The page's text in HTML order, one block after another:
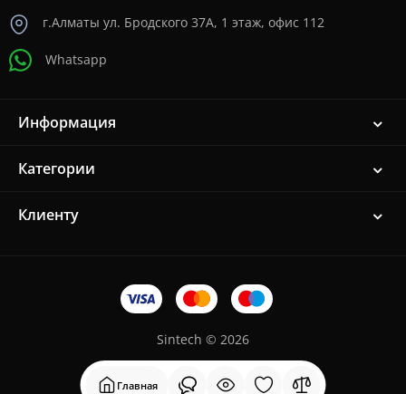
Главная
г.Алматы ул. Бродского 37A, 1 этаж, офис 112
Whatsapp
Информация
Категории
Клиенту
Sintech © 2026